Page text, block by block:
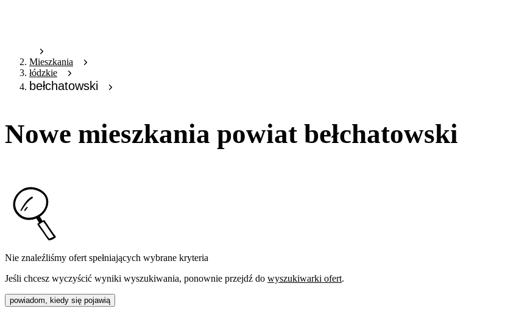
Mieszkania
łódzkie
bełchatowski
Nowe mieszkania powiat bełchatowski
Nie znaleźliśmy ofert spełniających wybrane kryteria
Jeśli chcesz wyczyścić wyniki wyszukiwania, ponownie przejdź do wyszukiwarki ofert.
powiadom, kiedy się pojawią